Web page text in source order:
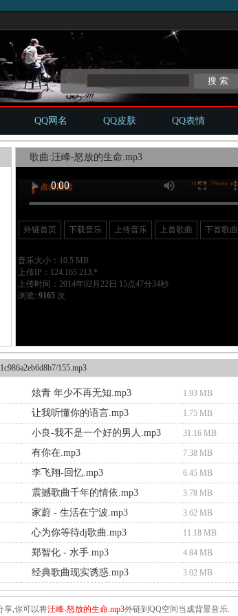
QQ网名 QQ皮肤 QQ表情
歌曲:汪峰-怒放的生命.mp3
外链首页 下载音乐 上传音乐 上首歌曲 下首歌曲
音乐大小：10.5 MB
上传IP：124.165.213.*
上传时间：2014年02月22日 15点47分34秒
浏览: 9165次
155.mp3
炫青 年少不再无知.mp3 1.93 MB
让我听懂你的语言.mp3 1.75 MB
小良-我不是一个好的男人.mp3 31.16 MB
有你在.mp3 7.38 MB
李飞翔-回忆.mp3 6.45 MB
震撼歌曲千年的情依.mp3 3.78 MB
家蔚 - 生活在宁波.mp3 3.62 MB
心为你等待dj歌曲.mp3 11.18 MB
郑智化 - 水手.mp3 4.84 MB
经典歌曲现实诱惑.mp3 3.02 MB
享,你可以将汪峰-怒放的生命.mp3外链到QQ空间当成背景音乐.